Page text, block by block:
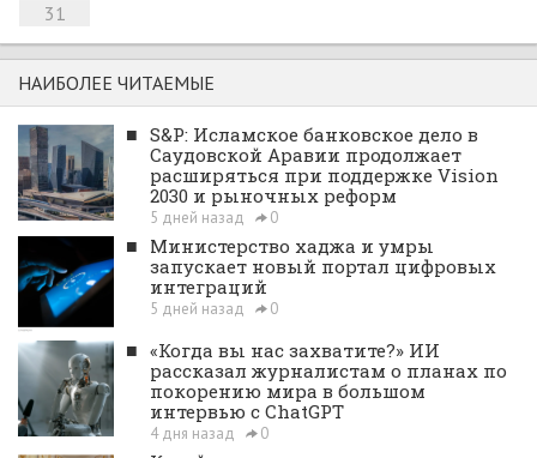
31
НАИБОЛЕЕ ЧИТАЕМЫЕ
■ S&P: Исламское банковское дело в
Саудовской Аравии продолжает
расширяться при поддержке Vision
2030 и рыночных реформ
5 дней назад 0
■ Министерство хаджа и умры
запускает новый портал цифровых
интеграций
5 дней назад 0
■ «Когда вы нас захватите?» ИИ
рассказал журналистам о планах по
покорению мира в большом
интервью с ChatGPT
4 дня назад 0